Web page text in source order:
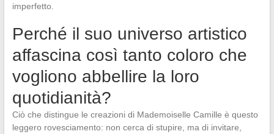
imperfetto.
Perché il suo universo artistico
affascina così tanto coloro che
vogliono abbellire la loro
quotidianità?
Ciò che distingue le creazioni di Mademoiselle Camille è questo
leggero rovesciamento: non cerca di stupire, ma di invitare,